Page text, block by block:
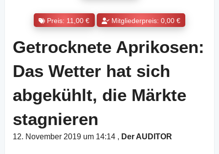
Preis: 11,00 € Mitgliederpreis: 0,00 €
Getrocknete Aprikosen:
Das Wetter hat sich
abgekühlt, die Märkte
stagnieren
12. November 2019 um 14:14 , Der AUDITOR